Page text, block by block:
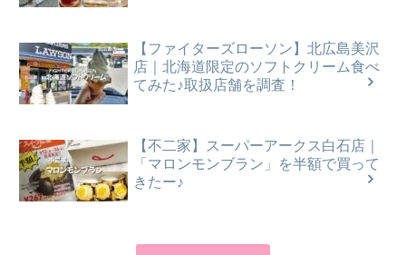
【ファイターズローソン】北広島美沢
店｜北海道限定のソフトクリーム食べ
てみた♪取扱店舗を調査！
【不二家】スーパーアークス白石店｜
「マロンモンブラン」を半額で買って
きたー♪